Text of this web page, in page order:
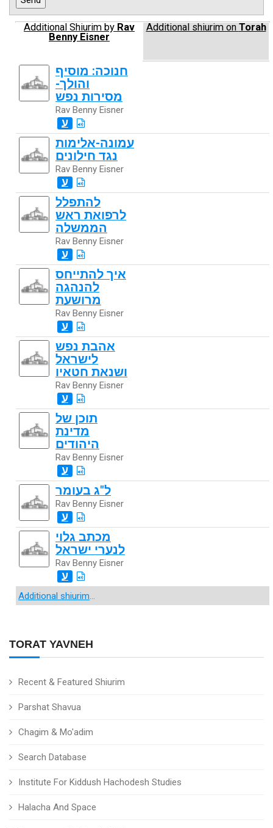
TORAT YAVNEH
Recent & Featured Shiurim
Parshat Shavua
Chagim & Mo'adim
Search Database
Institute For Kiddush Hachodesh Studies
Halacha And Space
Additional Shiurim by Rav
Benny Eisner
Additional shiurim on Torah
חנוכה: מוסיף
והולך-
מסירות נפש
Rav Benny Eisner
ע
עמונה-אלימות
נגד חילונים
Rav Benny Eisner
ע
להתפלל
לרפואת ראש
הממשלה
Rav Benny Eisner
ע
איך להתייחס
להנהגה
מרושעת
Rav Benny Eisner
ע
אהבת נפש
לישראל
ושנאת חטאיו
Rav Benny Eisner
ע
תוכן של
מדינת
היהודים
Rav Benny Eisner
ע
ל"ג בעומר
Rav Benny Eisner
ע
מכתב גלוי
לנערי ישראל
Rav Benny Eisner
ע
Additional shiurim...